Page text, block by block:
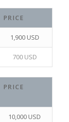
PRICE
1,900 USD
700 USD
PRICE
10,000 USD